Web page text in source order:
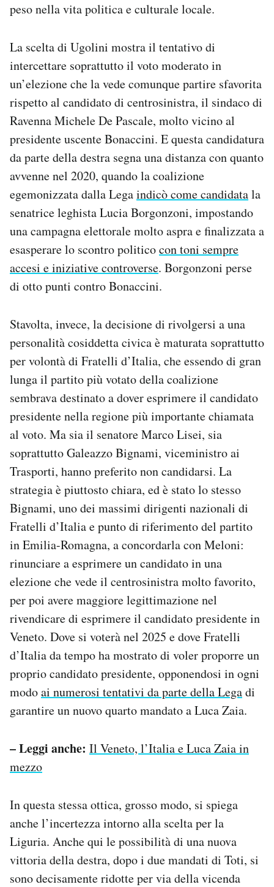
peso nella vita politica e culturale locale.
La scelta di Ugolini mostra il tentativo di
intercettare soprattutto il voto moderato in
un’elezione che la vede comunque partire sfavorita
rispetto al candidato di centrosinistra, il sindaco di
Ravenna Michele De Pascale, molto vicino al
presidente uscente Bonaccini. E questa candidatura
da parte della destra segna una distanza con quanto
avvenne nel 2020, quando la coalizione
egemonizzata dalla Legaindicò come candidatala
senatrice leghista Lucia Borgonzoni, impostando
una campagna elettorale molto aspra e finalizzata a
esasperare lo scontro politicocon toni sempre
accesi e iniziative controverse. Borgonzoni perse
di otto punti contro Bonaccini.
Stavolta, invece, la decisione di rivolgersi a una
personalità cosiddetta civica è maturata soprattutto
per volontà di Fratelli d’Italia, che essendo di gran
lunga il partito più votato della coalizione
sembrava destinato a dover esprimere il candidato
presidente nella regione più importante chiamata
al voto. Ma sia il senatore Marco Lisei, sia
soprattutto Galeazzo Bignami, viceministro ai
Trasporti, hanno preferito non candidarsi. La
strategia è piuttosto chiara, ed è stato lo stesso
Bignami, uno dei massimi dirigenti nazionali di
Fratelli d’Italia e punto di riferimento del partito
in Emilia-Romagna, a concordarla con Meloni:
rinunciare a esprimere un candidato in una
elezione che vede il centrosinistra molto favorito,
per poi avere maggiore legittimazione nel
rivendicare di esprimere il candidato presidente in
Veneto. Dove si voterà nel 2025 e dove Fratelli
d’Italia da tempo ha mostrato di voler proporre un
proprio candidato presidente, opponendosi in ogni
modoai numerosi tentativi da parte della Legadi
garantire un nuovo quarto mandato a Luca Zaia.
– Leggi anche: Il Veneto, l’Italia e Luca Zaia in
mezzo
In questa stessa ottica, grosso modo, si spiega
anche l’incertezza intorno alla scelta per la
Liguria. Anche qui le possibilità di una nuova
vittoria della destra, dopo i due mandati di Toti, si
sono decisamente ridotte per via della vicenda